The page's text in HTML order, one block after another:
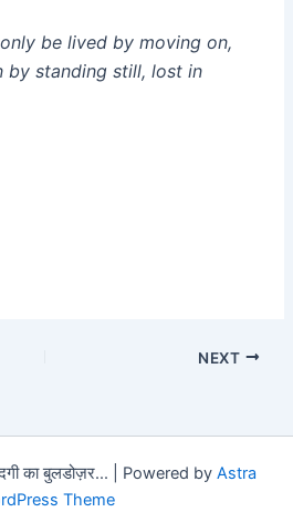
be lived by moving on,
by standing still, lost in
NEXT
का बुलडोज़र... | Powered by Astra
Theme